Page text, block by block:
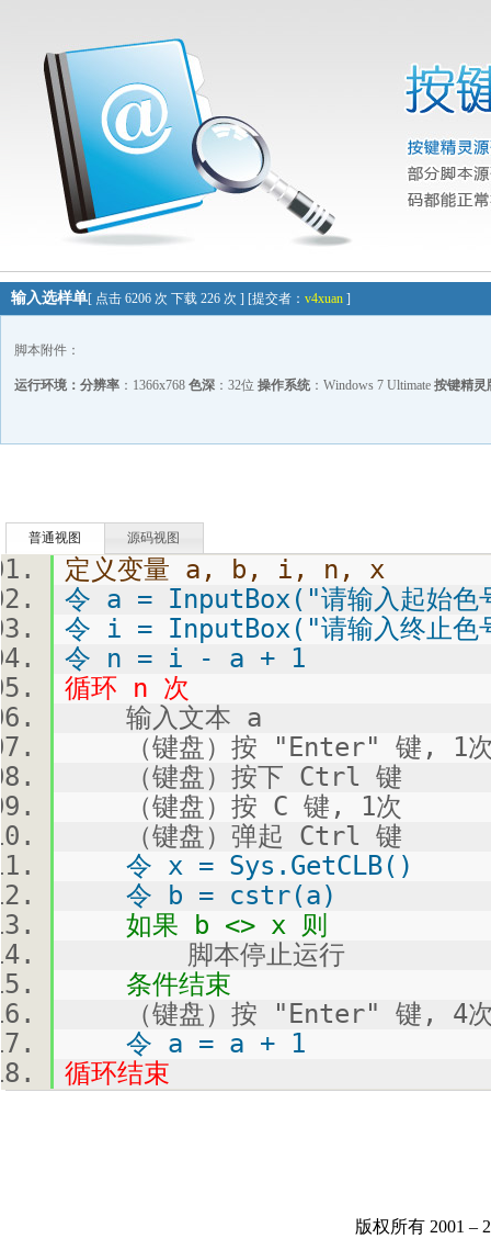
输入选样单[ 点击 6206 次 下载 226 次 ] [提交者： v4xuan ]
脚本附件：
运行环境： 分辨率 ：1366x768 色深 ：32位 操作系统 ：Windows 7 Ultimate 按键精灵
普通视图 源码视图
定义变量 a, b, i, n, x
令 a = InputBox("请输入起始
令 i = InputBox("请输入终止
令 n = i - a + 1
循环 n 次
输入文本 a
（键盘）按 "Enter" 键, 1
（键盘）按下 Ctrl 键
（键盘）按 C 键, 1次
（键盘）弹起 Ctrl 键
令 x = Sys.GetCLB()
令 b = cstr(a)
如果 b <> x 则
脚本停止运行
条件结束
（键盘）按 "Enter" 键, 4
令 a = a + 1
循环结束
版权所有 2001 –